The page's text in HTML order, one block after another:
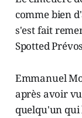
comme bien
s'est fait
Spotted
Emmanuel
après avoir
quelqu'un qui